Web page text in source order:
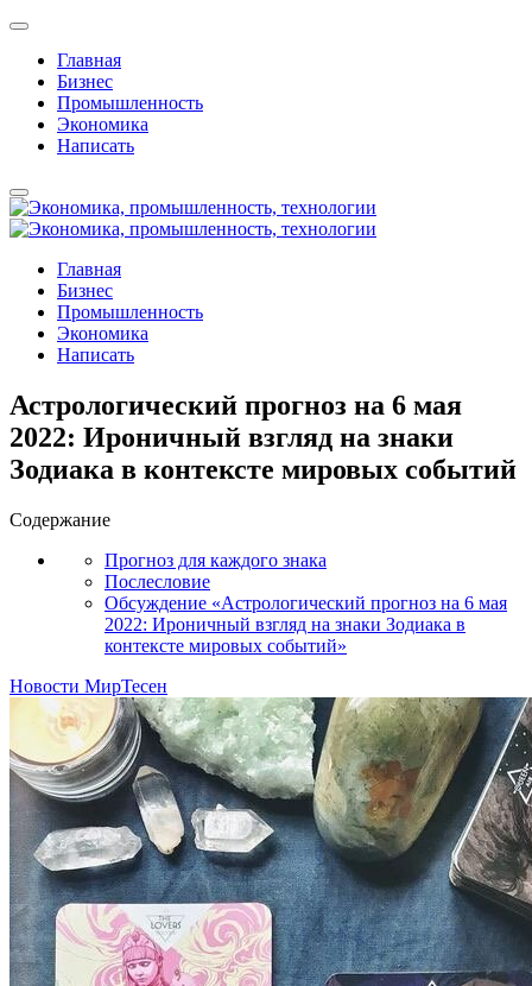
Главная
Бизнес
Промышленность
Экономика
Написать
Главная
Бизнес
Промышленность
Экономика
Написать
Астрологический прогноз на 6 мая
2022: Ироничный взгляд на знаки
Зодиака в контексте мировых событий
Содержание
Прогноз для каждого знака
Послесловие
Обсуждение «Астрологический прогноз на 6 мая
2022: Ироничный взгляд на знаки Зодиака в
контексте мировых событий»
Новости МирТесен